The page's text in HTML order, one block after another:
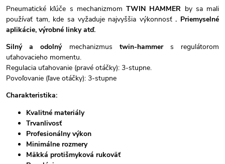
Pneumatické kľúče s mechanizmom TWIN HAMMER by sa mali
používať tam, kde sa vyžaduje najvyššia výkonnosť. Priemyselné
aplikácie, výrobné linky atď.
Silný a odolnýmechanizmus twin-hammers regulátorom
uťahovacieho momentu.
Regulacia uťahovanie (pravé otáčky): 3-stupne.
Povoľovanie (ľave otáčky): 3-stupne
Charakteristika:
Kvalitné materiály
Trvanlivosť
Profesionálny výkon
Minimálne rozmery
Mäkká protišmyková rukoväť